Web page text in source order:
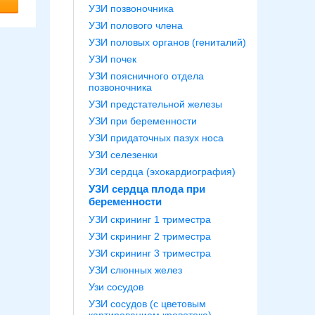
УЗИ позвоночника
УЗИ полового члена
УЗИ половых органов (гениталий)
УЗИ почек
УЗИ поясничного отдела
позвоночника
УЗИ предстательной железы
УЗИ при беременности
УЗИ придаточных пазух носа
УЗИ селезенки
УЗИ сердца (эхокардиография)
УЗИ сердца плода при
беременности
УЗИ скрининг 1 триместра
УЗИ скрининг 2 триместра
УЗИ скрининг 3 триместра
УЗИ слюнных желез
Узи сосудов
УЗИ сосудов (с цветовым